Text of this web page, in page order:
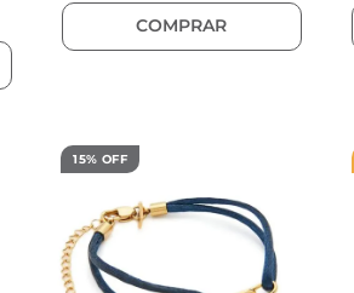
COMPRAR
15% OFF